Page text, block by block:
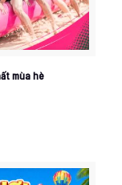
mùa hè